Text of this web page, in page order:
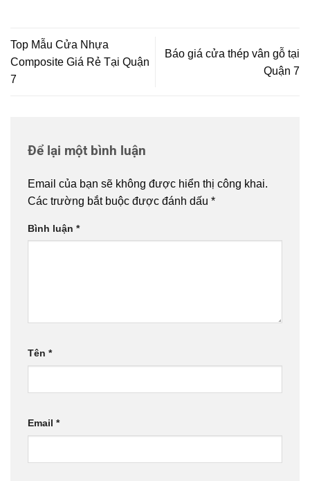
Top Mẫu Cửa Nhựa
Composite Giá Rẻ Tại Quận
7
Báo giá cửa thép vân gỗ tại
Quận 7
Để lại một bình luận
Email của bạn sẽ không được hiển thị công khai.
Các trường bắt buộc được đánh dấu *
Bình luận *
Tên *
Email *